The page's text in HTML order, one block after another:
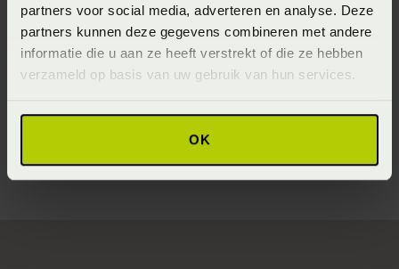
partners voor social media, adverteren en analyse. Deze
partners kunnen deze gegevens combineren met andere
informatie die u aan ze heeft verstrekt of die ze hebben
verzameld op basis van uw gebruik van hun services.
OK
Maximaal 40 graden (Wassen op maximaal 40 graden)
Materiaal
100% biologisch katoen badstof (Katoen)